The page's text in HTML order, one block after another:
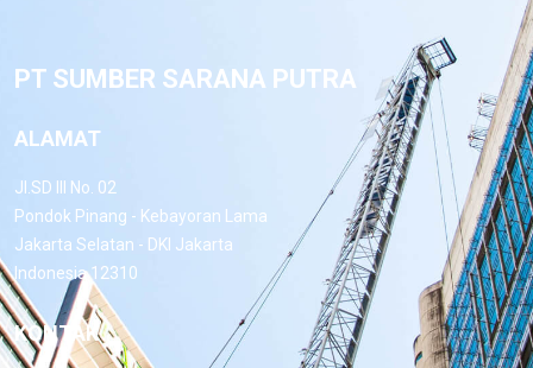
PT SUMBER SARANA PUTRA
ALAMAT
Jl.SD III No. 02
Pondok Pinang - Kebayoran Lama
Jakarta Selatan - DKI Jakarta
Indonesia 12310
KONTAK